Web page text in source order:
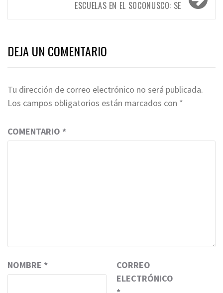
ESCUELAS EN EL SOCONUSCO: SE
DEJA UN COMENTARIO
Tu dirección de correo electrónico no será publicada.
Los campos obligatorios están marcados con *
COMENTARIO *
NOMBRE *
CORREO
ELECTRÓNICO